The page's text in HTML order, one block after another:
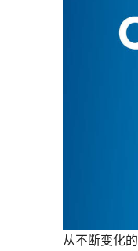
从不断变化